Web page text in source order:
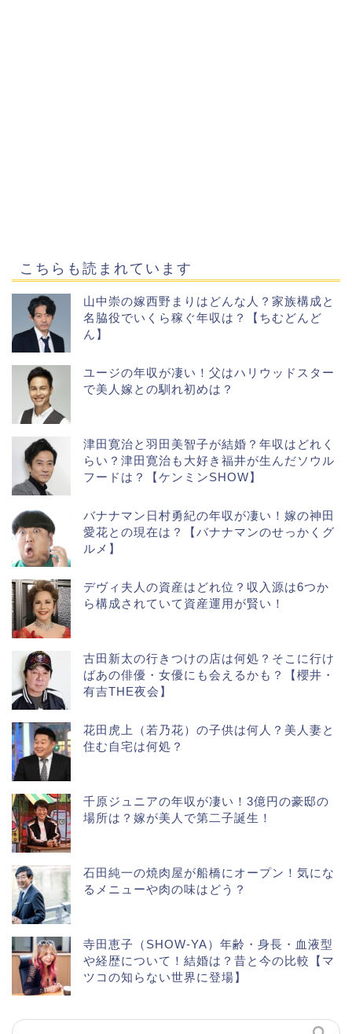
こちらも読まれています
山中崇の嫁西野まりはどんな人？家族構成と
名脇役でいくら稼ぐ年収は？【ちむどんど
ん】
ユージの年収が凄い！父はハリウッドスター
で美人嫁との馴れ初めは？
津田寛治と羽田美智子が結婚？年収はどれく
らい？津田寛治も大好き福井が生んだソウル
フードは？【ケンミンSHOW】
バナナマン日村勇紀の年収が凄い！嫁の神田
愛花との現在は？【バナナマンのせっかくグ
ルメ】
デヴィ夫人の資産はどれ位？収入源は6つか
ら構成されていて資産運用が賢い！
古田新太の行きつけの店は何処？そこに行け
ばあの俳優・女優にも会えるかも？【櫻井・
有吉THE夜会】
花田虎上（若乃花）の子供は何人？美人妻と
住む自宅は何処？
千原ジュニアの年収が凄い！3億円の豪邸の
場所は？嫁が美人で第二子誕生！
石田純一の焼肉屋が船橋にオープン！気にな
るメニューや肉の味はどう？
寺田恵子（SHOW-YA）年齢・身長・血液型
や経歴について！結婚は？昔と今の比較【マ
ツコの知らない世界に登場】